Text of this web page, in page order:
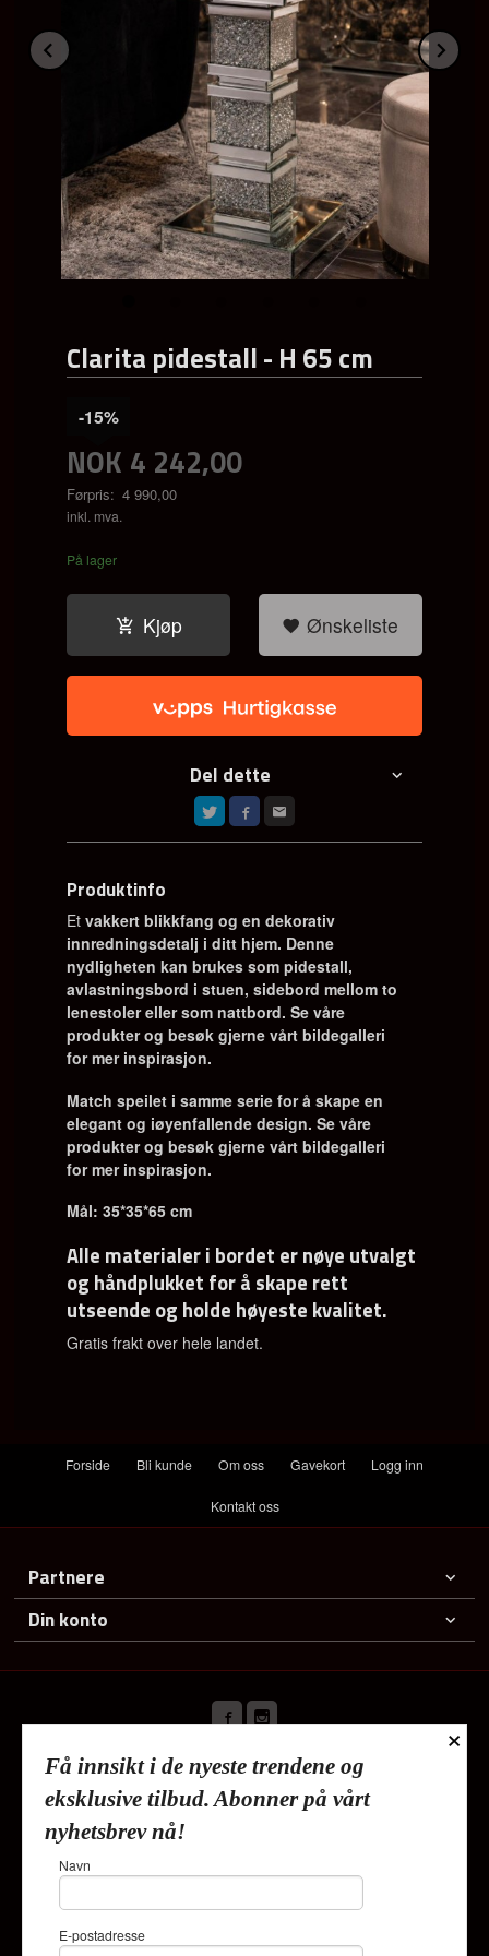
Prev
Clarita pidestall - H 65 cm
NOK 4 242,00
Førpris: 4 990,00
Rabatt
-15%
inkl. mva.
På lager
Kjøp Ønskeliste
Del dette
Produktinfo
Et vakkert blikkfang og en dekorativ
innredningsdetalj i ditt hjem. Denne
nydligheten kan brukes som pidestall,
avlastningsbord i stuen, sidebord mellom to
lenestoler eller som nattbord. Se våre
produkter og besøk gjerne vårt bildegalleri
for mer inspirasjon.
Match speilet i samme serie for å skape en
elegant og iøyenfallende design.Se våre
produkter og besøk gjerne vårt bildegalleri
for mer inspirasjon.
Mål: 35*35*65 cm
Alle materialer i bordet er nøye utvalgt
og håndplukket for å skape rett
utseende og holde høyeste kvalitet.
Gratis frakt over hele landet.
Forside Bli kunde Om oss Gavekort Logg inn
Kontakt oss
Partnere
Din konto
Frakt Kjøpsbetingelser
Sikkerhet og personvern
Nyhetsbrev
Lykkehjem As Deliveien 19 1540 Vestby Tlf.
Foretaksregisteret 820624882
du får en bedre kjøpsopplevelse og
×
Få innsikt i de nyeste trendene og
eksklusive tilbud. Abonner på vårt
nyhetsbrev nå!
Navn
E-postadresse